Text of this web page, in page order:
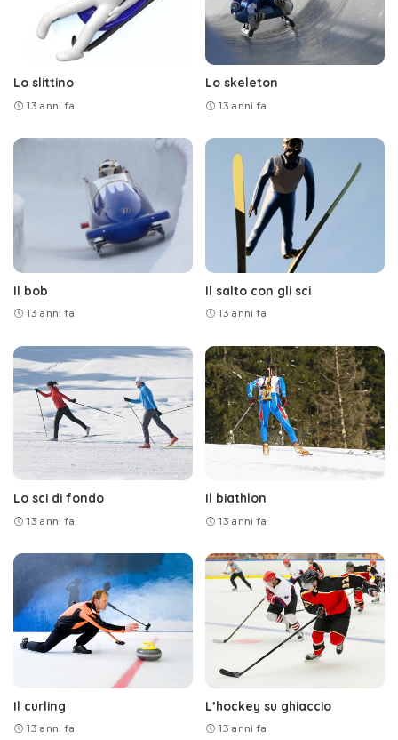
Lo slittino
13 anni fa
Lo skeleton
13 anni fa
Il bob
13 anni fa
Il salto con gli sci
13 anni fa
Lo sci di fondo
13 anni fa
Il biathlon
13 anni fa
Il curling
13 anni fa
L’hockey su ghiaccio
13 anni fa